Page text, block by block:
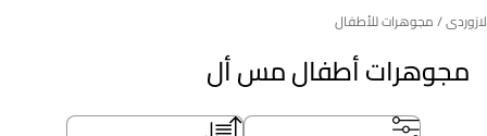
مجوهرات أطفال مس أل
لازوردى/ مجوهرات للأطفال